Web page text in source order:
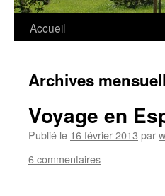
Accueil
Archives
Voyage en
Publié le 16 février 2013 par
6 commentaires